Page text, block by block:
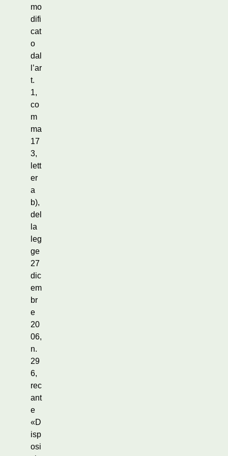
mo
difi
cat
o
dal
l’ar
t.
1,
co
m
ma
17
3,
lett
er
a
b),
del
la
leg
ge
27
dic
em
br
e
20
06,
n.
29
6,
rec
ant
e
«D
isp
osi